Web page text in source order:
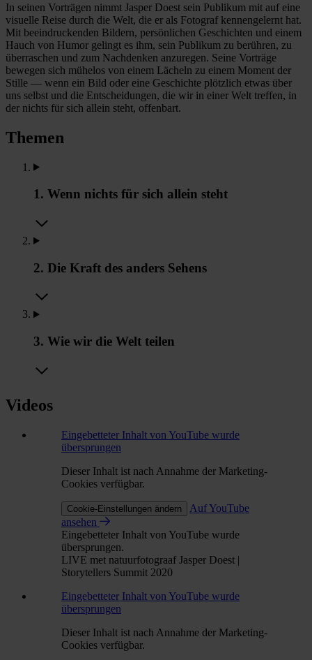
In seinen Vorträgen nimmt Jasper Doest sein Publikum mit auf eine
visuelle Reise durch die Welt, die er als Fotograf kennengelernt hat.
Mit beeindruckenden Bildern, persönlichen Geschichten und einem
Hauch von Humor gelingt es ihm, sein Publikum zu berühren, zu
überraschen und zum Nachdenken anzuregen. Seine Vorträge
bewegen sich mühelos von einem Lächeln zu einem Moment der
Stille — wenn ein Bild oder eine Geschichte plötzlich etwas über
uns selbst und die Entscheidungen, die wir in einer Welt treffen, in
der nichts für sich allein steht, offenbart.
Themen
1. Wenn nichts für sich allein steht
2. Die Kraft des anders Sehens
3. Wie wir die Welt teilen
Videos
Eingebetteter Inhalt von YouTube wurde
übersprungen
Dieser Inhalt ist nach Annahme der Marketing-
Cookies verfügbar.
Cookie-Einstellungen ändern
Auf YouTube
ansehen
Eingebetteter Inhalt von YouTube wurde
übersprungen.
LIVE met natuurfotograaf Jasper Doest |
Storytellers Summit 2020
Eingebetteter Inhalt von YouTube wurde
übersprungen
Dieser Inhalt ist nach Annahme der Marketing-
Cookies verfügbar.